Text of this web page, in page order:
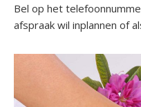
Bel op het
afspraak wil inplannen of